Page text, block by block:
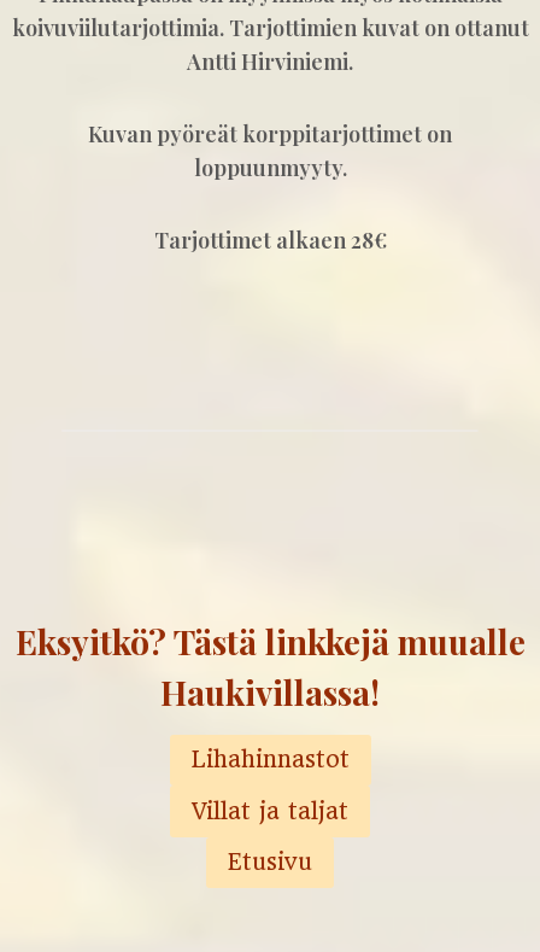
koivuviilutarjottimia. Tarjottimien kuvat on ottanut
Antti Hirviniemi.
Kuvan pyöreät korppitarjottimet on
loppuunmyyty.
Tarjottimet alkaen 28€
Eksyitkö? Tästä linkkejä muualle
Haukivillassa!
Lihahinnastot
Villat ja taljat
Etusivu